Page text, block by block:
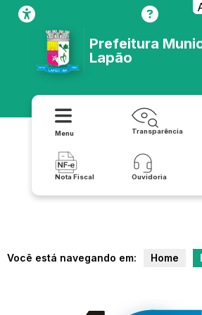
relatorio/exportar_v2/
Prefeitura
Lapão
Menu Transparência
Nota Fiscal Ouvidoria
Você está navegando em: Home